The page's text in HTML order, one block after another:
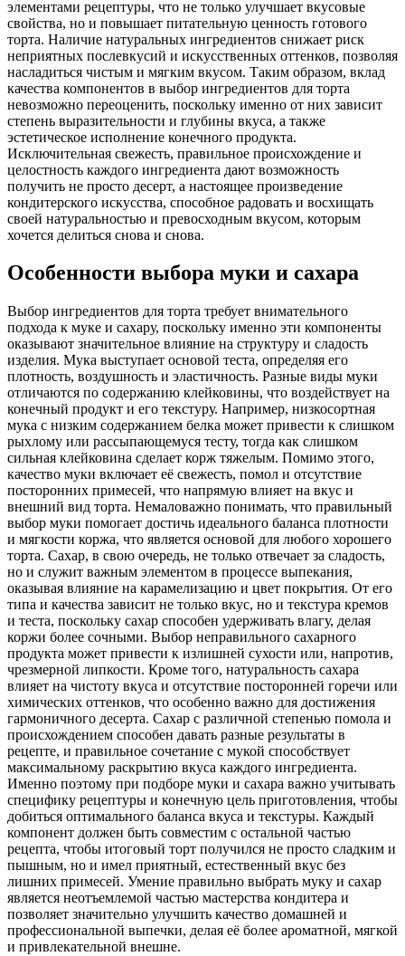
элементами рецептуры, что не только улучшает вкусовые
свойства, но и повышает питательную ценность готового
торта. Наличие натуральных ингредиентов снижает риск
неприятных послевкусий и искусственных оттенков, позволяя
насладиться чистым и мягким вкусом. Таким образом, вклад
качества компонентов в выбор ингредиентов для торта
невозможно переоценить, поскольку именно от них зависит
степень выразительности и глубины вкуса, а также
эстетическое исполнение конечного продукта.
Исключительная свежесть, правильное происхождение и
целостность каждого ингредиента дают возможность
получить не просто десерт, а настоящее произведение
кондитерского искусства, способное радовать и восхищать
своей натуральностью и превосходным вкусом, которым
хочется делиться снова и снова.
Особенности выбора муки и сахара
Выбор ингредиентов для торта требует внимательного
подхода к муке и сахару, поскольку именно эти компоненты
оказывают значительное влияние на структуру и сладость
изделия. Мука выступает основой теста, определяя его
плотность, воздушность и эластичность. Разные виды муки
отличаются по содержанию клейковины, что воздействует на
конечный продукт и его текстуру. Например, низкосортная
мука с низким содержанием белка может привести к слишком
рыхлому или рассыпающемуся тесту, тогда как слишком
сильная клейковина сделает корж тяжелым. Помимо этого,
качество муки включает её свежесть, помол и отсутствие
посторонних примесей, что напрямую влияет на вкус и
внешний вид торта. Немаловажно понимать, что правильный
выбор муки помогает достичь идеального баланса плотности
и мягкости коржа, что является основой для любого хорошего
торта. Сахар, в свою очередь, не только отвечает за сладость,
но и служит важным элементом в процессе выпекания,
оказывая влияние на карамелизацию и цвет покрытия. От его
типа и качества зависит не только вкус, но и текстура кремов
и теста, поскольку сахар способен удерживать влагу, делая
коржи более сочными. Выбор неправильного сахарного
продукта может привести к излишней сухости или, напротив,
чрезмерной липкости. Кроме того, натуральность сахара
влияет на чистоту вкуса и отсутствие посторонней горечи или
химических оттенков, что особенно важно для достижения
гармоничного десерта. Сахар с различной степенью помола и
происхождением способен давать разные результаты в
рецепте, и правильное сочетание с мукой способствует
максимальному раскрытию вкуса каждого ингредиента.
Именно поэтому при подборе муки и сахара важно учитывать
специфику рецептуры и конечную цель приготовления, чтобы
добиться оптимального баланса вкуса и текстуры. Каждый
компонент должен быть совместим с остальной частью
рецепта, чтобы итоговый торт получился не просто сладким и
пышным, но и имел приятный, естественный вкус без
лишних примесей. Умение правильно выбрать муку и сахар
является неотъемлемой частью мастерства кондитера и
позволяет значительно улучшить качество домашней и
профессиональной выпечки, делая её более ароматной, мягкой
и привлекательной внешне.